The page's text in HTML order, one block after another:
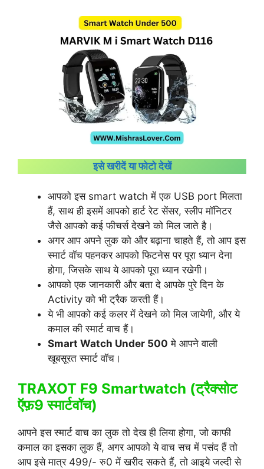
इसे खरीदें या फोटो देखें
आपको इस smart watch में एक USB port मिलता
हैं, साथ ही इसमें आपको हार्ट रेट सेंसर, स्लीप मॉनिटर
जैसे आपको कई फीचर्स देखने को मिल जाते है।
अगर आप अपने लुक को और बढ़ाना चाहते हैं, तो आप इस
स्मार्ट वॉच पहनकर आपको फिटनेस पर पूरा ध्यान देना
होगा, जिसके साथ ये आपको पूरा ध्यान रखेगी।
आपको एक जानकारी और बता दे आपके पुरे दिन के
Activity को भी ट्रैक करती हैं।
ये भी आपको कई कलर में देखने को मिल जायेगी, और ये
कमाल की स्मार्ट वाच हैं।
Smart Watch Under 500 मे आपने वाली
खूबसूरत स्मार्ट वॉच।
TRAXOT F9 Smartwatch (ट्रैक्सोट
ऍफ़9 स्मार्टवॉच)
आपने इस स्मार्ट वाच का लुक तो देख ही लिया होगा, जो काफी
कमाल का इसका लुक हैं, अगर आपको ये वाच सच में पसंद हैं तो
आप इसे मात्र 499/- रु0 में खरीद सकते हैं, तो आइये जल्दी से